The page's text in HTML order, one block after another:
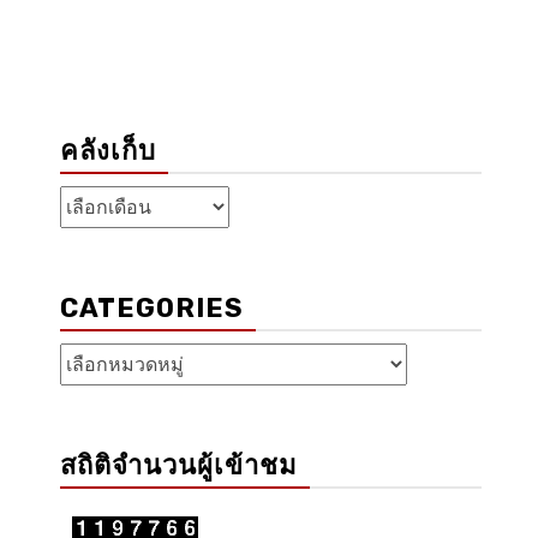
คลังเก็บ
คลัง
เก็บ
CATEGORIES
Categories
สถิติจำนวนผู้เข้าชม